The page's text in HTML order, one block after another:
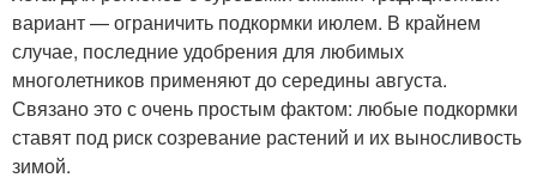
вариант — ограничить подкормки июлем. В крайнем
случае, последние удобрения для любимых
многолетников применяют до середины августа.
Связано это с очень простым фактом: любые подкормки
ставят под риск созревание растений и их выносливость
зимой.